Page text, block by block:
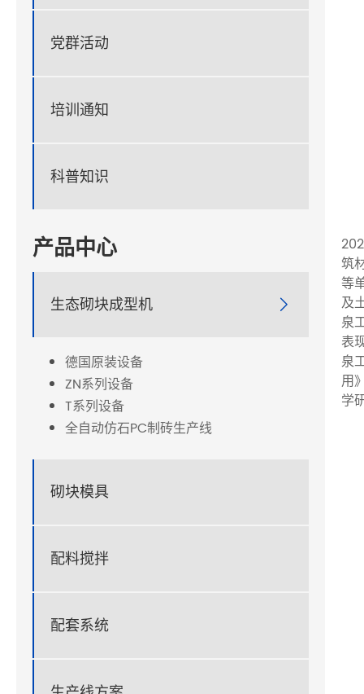
党群活动
培训通知
科普知识
产品中心
生态砌块成型机 
德国原装设备
ZN系列设备
T系列设备
全自动仿石PC制砖生产线
砌块模具
配料搅拌
配套系统
筑
等
及
泉
表
泉
用
学